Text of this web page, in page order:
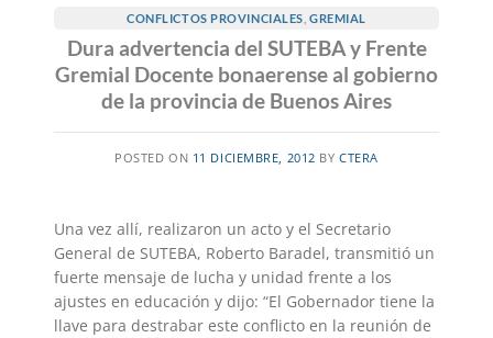
CONFLICTOS PROVINCIALES ,GREMIAL
Dura advertencia del SUTEBA y Frente
Gremial Docente bonaerense al gobierno
de la provincia de Buenos Aires
POSTED ON 11 DICIEMBRE, 2012 BYCTERA
Una vez allí, realizaron un acto y el Secretario
General de SUTEBA, Roberto Baradel, transmitió un
fuerte mensaje de lucha y unidad frente a los
ajustes en educación y dijo: “El Gobernador tiene la
llave para destrabar este conflicto en la reunión de